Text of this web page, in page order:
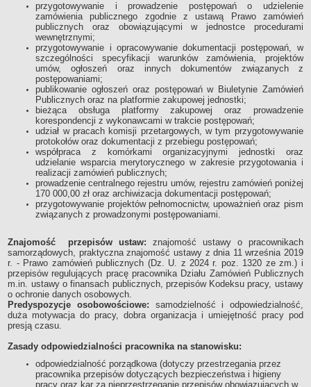
przygotowywanie i prowadzenie postępowań o udzielenie
zamówienia publicznego zgodnie z ustawą Prawo zamówień
publicznych oraz obowiązującymi w jednostce procedurami
wewnętrznymi;
przygotowywanie i opracowywanie dokumentacji postępowań, w
szczególności specyfikacji warunków zamówienia, projektów
umów, ogłoszeń oraz innych dokumentów związanych z
postępowaniami;
publikowanie ogłoszeń oraz postępowań w Biuletynie Zamówień
Publicznych oraz na platformie zakupowej jednostki;
bieżąca obsługa platformy zakupowej oraz prowadzenie
korespondencji z wykonawcami w trakcie postępowań;
udział w pracach komisji przetargowych, w tym przygotowywanie
protokołów oraz dokumentacji z przebiegu postępowań;
współpraca z komórkami organizacyjnymi jednostki oraz
udzielanie wsparcia merytorycznego w zakresie przygotowania i
realizacji zamówień publicznych;
prowadzenie centralnego rejestru umów, rejestru zamówień poniżej
170 000,00 zł oraz archiwizacja dokumentacji postępowań;
przygotowywanie projektów pełnomocnictw, upoważnień oraz pism
związanych z prowadzonymi postępowaniami.
Znajomość przepisów ustaw: znajomość ustawy o pracownikach
samorządowych, praktyczna znajomość ustawy z dnia 11 września 2019
r. - Prawo zamówień publicznych (Dz. U. z 2024 r. poz. 1320 ze zm.) i
przepisów regulujących pracę pracownika Działu Zamówień Publicznych
m.in. ustawy o finansach publicznych, przepisów Kodeksu pracy, ustawy
o ochronie danych osobowych.
Predyspozycje osobowościowe: samodzielność i odpowiedzialność,
duża motywacja do pracy, dobra organizacja i umiejętność pracy pod
presją czasu.
Zasady odpowiedzialności pracownika na stanowisku:
odpowiedzialność porządkowa (dotyczy przestrzegania przez
pracownika przepisów dotyczących bezpieczeństwa i higieny
pracy oraz kar za nieprzestrzeganie przepisów obowiązujących w